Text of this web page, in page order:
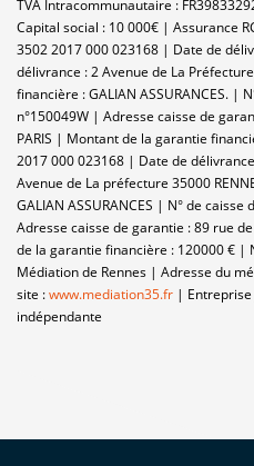
TVA Intracommunautaire :
Capital social : 10 000€ | Assurance
3502 2017 000 023168 | Date de
délivrance : 2 Avenue de La
financière : GALIAN ASSURANCES. |
n°150049W | Adresse caisse de
PARIS | Montant de la garantie
2017 000 023168 | Date de
Avenue de La préfecture 35000
GALIAN ASSURANCES | N° de
Adresse caisse de garantie : 89 rue
de la garantie financière : 120000 € |
Médiation de Rennes | Adresse du
site :www.mediation35.fr |
indépendante